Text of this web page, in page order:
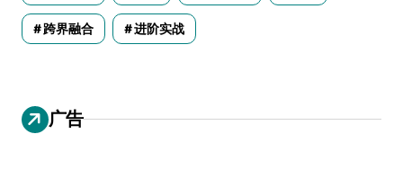
跨界融合 进阶实战
广告